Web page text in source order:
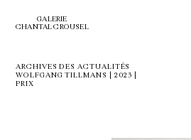
GALERIE
CHANTAL CROUSEL
ARCHIVES DES ACTUALITÉS
WOLFGANG TILLMANS | 2023 |
PRIX